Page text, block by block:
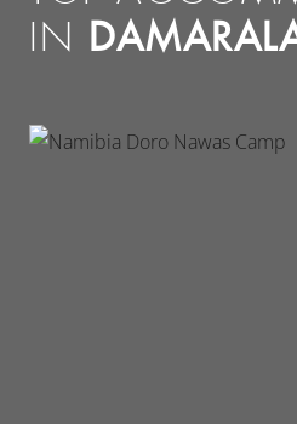
IN